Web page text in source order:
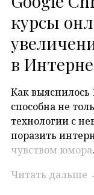
курсы
в
Как выяснилось
способна не
технологии с
поразить
чувством юмора.
Читать дальше